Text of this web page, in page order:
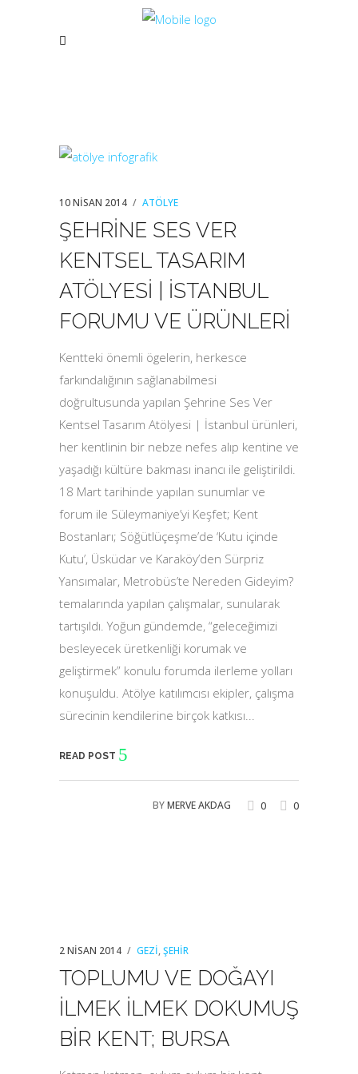
10 NISAN 2014 ATÖLYE
ŞEHRİNE SES VER
KENTSEL TASARIM
ATÖLYESİ | İSTANBUL
FORUMU VE ÜRÜNLERİ
Kentteki önemli ögelerin, herkesce
farkındalığının sağlanabilmesi
doğrultusunda yapılan Şehrine Ses Ver
Kentsel Tasarım Atölyesi | İstanbul ürünleri,
her kentlinin bir nebze nefes alıp kentine ve
yaşadığı kültüre bakması inancı ile geliştirildi.
18 Mart tarihinde yapılan sunumlar ve
forum ile Süleymaniye’yi Keşfet; Kent
Bostanları; Söğütlüçeşme’de ‘Kutu içinde
Kutu’, Üsküdar ve Karaköy’den Sürpriz
Yansımalar, Metrobüs’te Nereden Gideyim?
temalarında yapılan çalışmalar, sunularak
tartışıldı. Yoğun gündemde, “geleceğimizi
besleyecek üretkenliği korumak ve
geliştirmek” konulu forumda ilerleme yolları
konuşuldu. Atölye katılımcısı ekipler, çalışma
sürecinin kendilerine birçok katkısı...
READ POST
BYMERVE AKDAG 0 0
2 NISAN 2014 GEZI,ŞEHIR
TOPLUMU VE DOĞAYI
İLMEK İLMEK DOKUMUŞ
BİR KENT; BURSA